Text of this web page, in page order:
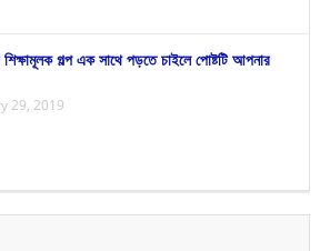
গল্প এক সাথে পড়তে চাইলে পোষ্টটি আপনার
29, 2019